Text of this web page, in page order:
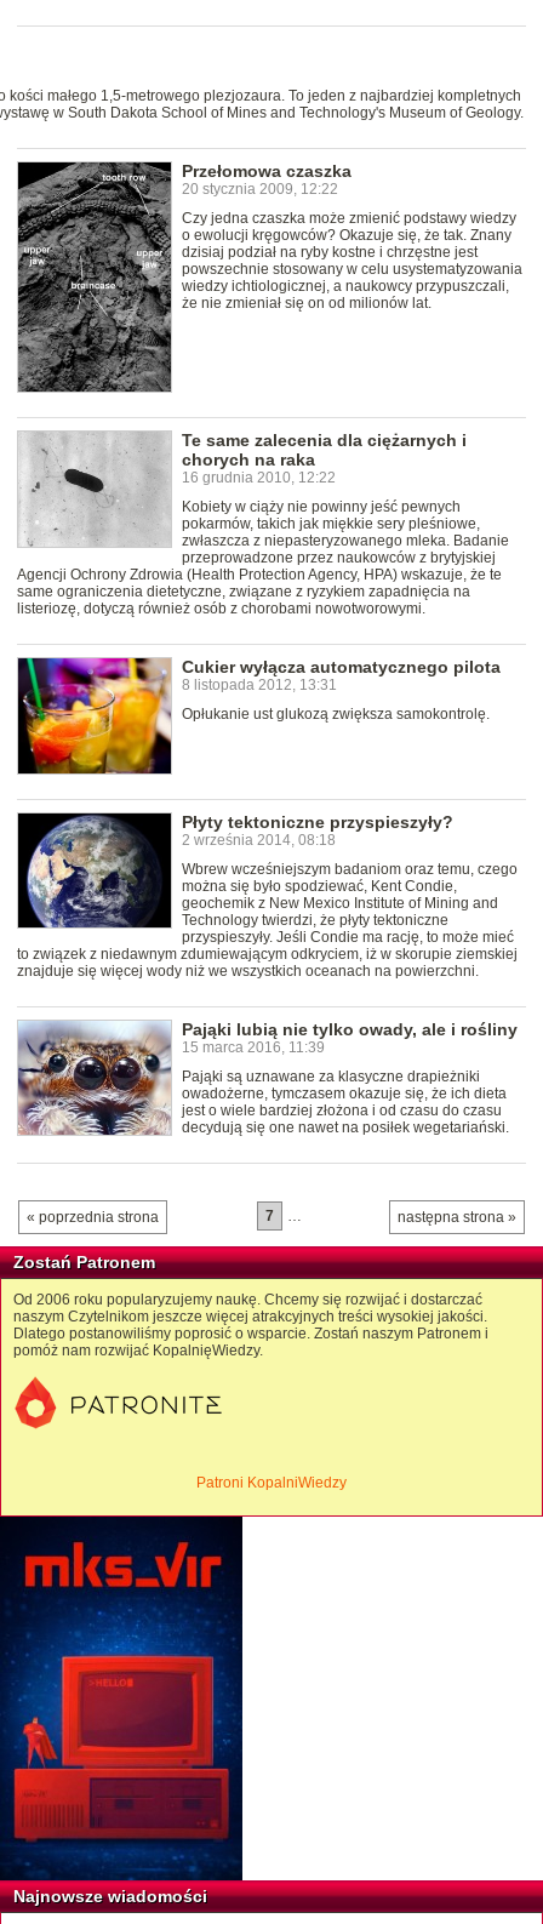
małego 1,5-metrowego plezjozaura. To jeden z najbardziej kompletnych
w South Dakota School of Mines and Technology's Museum of Geology.
Przełomowa czaszka
20 stycznia 2009, 12:22
Czy jedna czaszka może zmienić podstawy wiedzy
o ewolucji kręgowców? Okazuje się, że tak. Znany
dzisiaj podział na ryby kostne i chrzęstne jest
powszechnie stosowany w celu usystematyzowania
wiedzy ichtiologicznej, a naukowcy przypuszczali,
że nie zmieniał się on od milionów lat.
Te same zalecenia dla ciężarnych i
chorych na raka
16 grudnia 2010, 12:22
Kobiety w ciąży nie powinny jeść pewnych
pokarmów, takich jak miękkie sery pleśniowe,
zwłaszcza z niepasteryzowanego mleka. Badanie
przeprowadzone przez naukowców z brytyjskiej
Agencji Ochrony Zdrowia (Health Protection Agency, HPA) wskazuje, że te
same ograniczenia dietetyczne, związane z ryzykiem zapadnięcia na
listeriozę, dotyczą również osób z chorobami nowotworowymi.
Cukier wyłącza automatycznego pilota
8 listopada 2012, 13:31
Opłukanie ust glukozą zwiększa samokontrolę.
Płyty tektoniczne przyspieszyły?
2 września 2014, 08:18
Wbrew wcześniejszym badaniom oraz temu, czego
można się było spodziewać, Kent Condie,
geochemik z New Mexico Institute of Mining and
Technology twierdzi, że płyty tektoniczne
przyspieszyły. Jeśli Condie ma rację, to może mieć
to związek z niedawnym zdumiewającym odkryciem, iż w skorupie ziemskiej
znajduje się więcej wody niż we wszystkich oceanach na powierzchni.
Pająki lubią nie tylko owady, ale i rośliny
15 marca 2016, 11:39
Pająki są uznawane za klasyczne drapieżniki
owadożerne, tymczasem okazuje się, że ich dieta
jest o wiele bardziej złożona i od czasu do czasu
decydują się one nawet na posiłek wegetariański.
« poprzednia strona następna strona »
7 …
Zostań Patronem
Od 2006 roku popularyzujemy naukę. Chcemy się rozwijać i dostarczać
naszym Czytelnikom jeszcze więcej atrakcyjnych treści wysokiej jakości.
Dlatego postanowiliśmy poprosić o wsparcie. Zostań naszym Patronem i
pomóż nam rozwijać KopalnięWiedzy.
Patroni KopalniWiedzy
Najnowsze wiadomości